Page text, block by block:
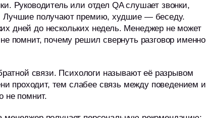
Руководитель или отдел QA слушает звонки,
Лучшие получают премию, худшие — беседу.
дней до нескольких недель. Менеджер не может
помнит, почему решил свернуть разговор именно
связи. Психологи называют её разрывом
проходит, тем слабее связь между поведением и
не помнит.